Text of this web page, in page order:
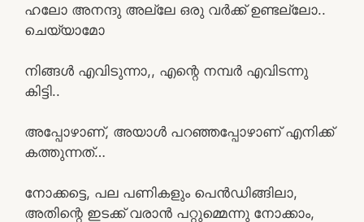
ഹലോ അനന്ദു അല്ലേ ഒരു വർക്ക്‌ ഉണ്ടല്ലോ..
ചെയ്യാമോ
നിങ്ങൾ എവിടുന്നാ,, എന്റെ നമ്പർ എവിടന്നു
കിട്ടി..
അപ്പോഴാണ്, അയാൾ പറഞ്ഞപ്പോഴാണ് എനിക്ക്
കത്തുന്നത്…
നോക്കട്ടെ, പല പണികളും പെൻഡിങ്ങിലാ,
അതിന്റെ ഇടക്ക് വരാൻ പറ്റുമ്മെന്നു നോക്കാം,